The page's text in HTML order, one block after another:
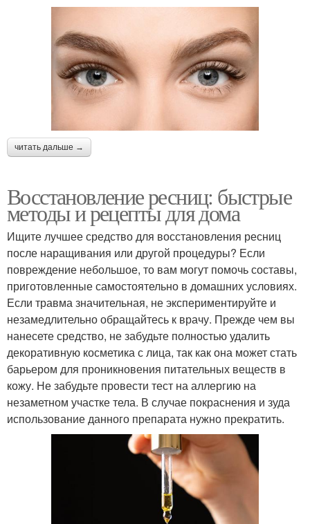
читать дальше →
Восстановление ресниц: быстрые
методы и рецепты для дома
Ищите лучшее средство для восстановления ресниц
после наращивания или другой процедуры? Если
повреждение небольшое, то вам могут помочь составы,
приготовленные самостоятельно в домашних условиях.
Если травма значительная, не экспериментируйте и
незамедлительно обращайтесь к врачу. Прежде чем вы
нанесете средство, не забудьте полностью удалить
декоративную косметика с лица, так как она может стать
барьером для проникновения питательных веществ в
кожу. Не забудьте провести тест на аллергию на
незаметном участке тела. В случае покраснения и зуда
использование данного препарата нужно прекратить.